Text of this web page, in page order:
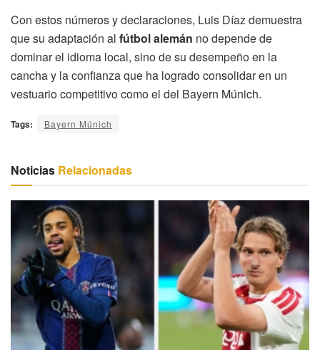
Con estos números y declaraciones, Luis Díaz demuestra
que su adaptación al fútbol alemán no depende de
dominar el idioma local, sino de su desempeño en la
cancha y la confianza que ha logrado consolidar en un
vestuario competitivo como el del Bayern Múnich.
Tags: Bayern Múnich
Noticias Relacionadas